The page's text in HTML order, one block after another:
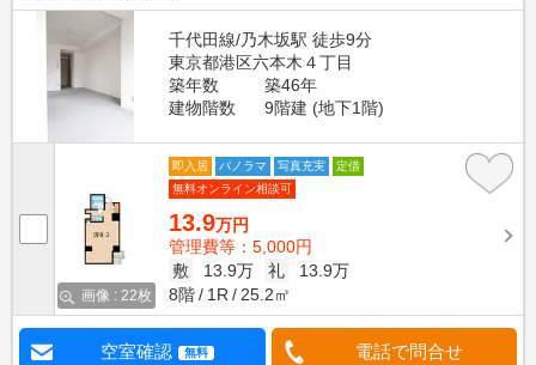
千代田線/乃木坂駅 徒歩9分
東京都港区六本木４丁目
築年数
築46年
建物階数
9階建 (地下1階)
画像 : 22枚
即入居 パノラマ 写真充実
定借
無料オンライン相談可
13.9万円
管理費等：5,000円
敷
13.9万 礼
13.9万
8階
1R 25.2㎡
空室確認 無料 電話で問合せ